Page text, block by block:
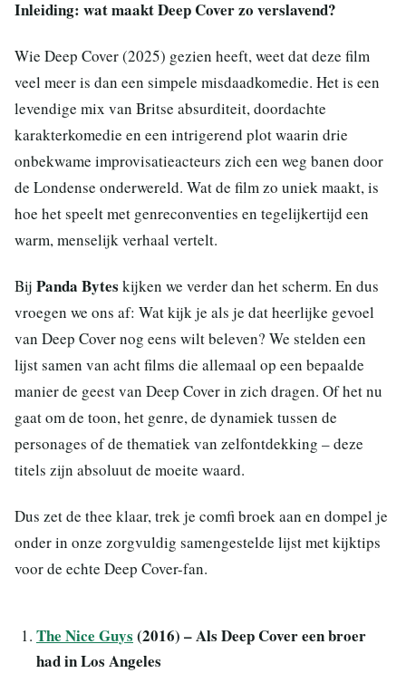
Inleiding: wat maakt Deep Cover zo verslavend?
Wie Deep Cover (2025) gezien heeft, weet dat deze film
veel meer is dan een simpele misdaadkomedie. Het is een
levendige mix van Britse absurditeit, doordachte
karakterkomedie en een intrigerend plot waarin drie
onbekwame improvisatieacteurs zich een weg banen door
de Londense onderwereld. Wat de film zo uniek maakt, is
hoe het speelt met genreconventies en tegelijkertijd een
warm, menselijk verhaal vertelt.
Bij Panda Bytes kijken we verder dan het scherm. En dus
vroegen we ons af: Wat kijk je als je dat heerlijke gevoel
van Deep Cover nog eens wilt beleven? We stelden een
lijst samen van acht films die allemaal op een bepaalde
manier de geest van Deep Cover in zich dragen. Of het nu
gaat om de toon, het genre, de dynamiek tussen de
personages of de thematiek van zelfontdekking – deze
titels zijn absoluut de moeite waard.
Dus zet de thee klaar, trek je comfi broek aan en dompel je
onder in onze zorgvuldig samengestelde lijst met kijktips
voor de echte Deep Cover-fan.
The Nice Guys (2016) – Als Deep Cover een broer
had in Los Angeles